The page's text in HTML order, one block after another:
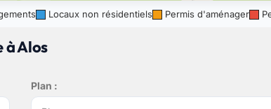
Locaux non résidentiels Permis d'aménager
à Alos
Plan :